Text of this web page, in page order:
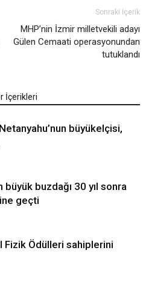
Sonraki İçerik
MHP’nin İzmir milletvekili adayı
Gülen Cemaati operasyonundan
tutuklandı
İçerikleri
Netanyahu’nun büyükelçisi,
büyük buzdağı 30 yıl sonra
geçti
Fizik Ödülleri sahiplerini